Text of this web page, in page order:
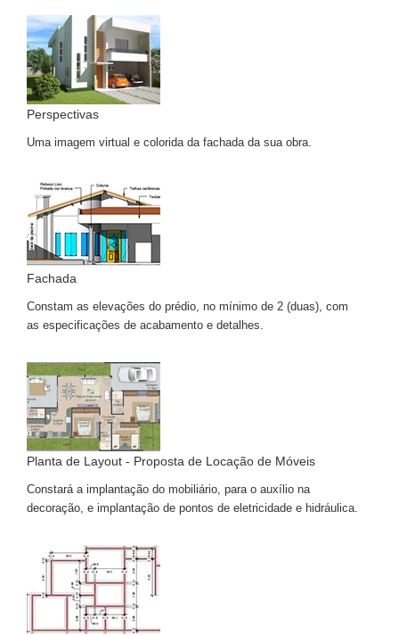
Perspectivas
Uma imagem virtual e colorida da fachada da sua obra.
Fachada
Constam as elevações do prédio, no mínimo de 2 (duas), com
as especificações de acabamento e detalhes.
Planta de Layout - Proposta de Locação de Móveis
Constará a implantação do mobiliário, para o auxílio na
decoração, e implantação de pontos de eletricidade e hidráulica.